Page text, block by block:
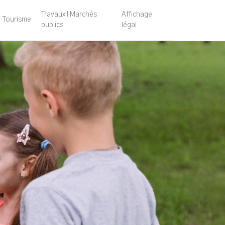
Tourisme
Travaux l Marchés
publics
Affichage
légal